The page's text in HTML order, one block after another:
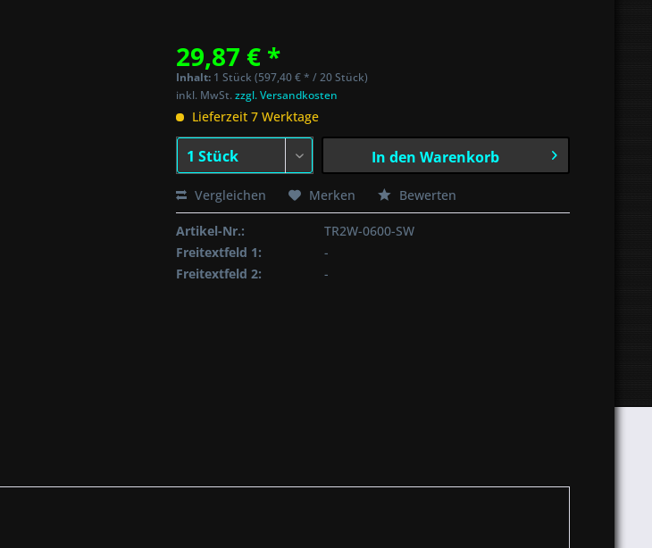
29,87 € *
Inhalt: 1 Stück (597,40 € * / 20 Stück)
inkl. MwSt.zzgl. Versandkosten
Lieferzeit 7 Werktage
In den Warenkorb
Vergleichen Merken Bewerten
Artikel-Nr.:
TR2W-0600-SW
Freitextfeld 1:
-
Freitextfeld 2:
-